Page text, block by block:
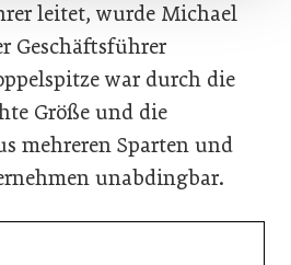
leitet, wurde Michael
Geschäftsführer
war durch die
Größe und die
mehreren Sparten und
unabdingbar.